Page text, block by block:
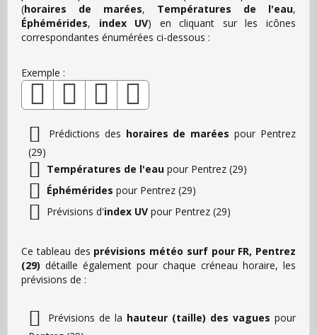
(horaires de marées, Températures de l'eau,
Éphémérides, index UV) en cliquant sur les icônes
correspondantes énumérées ci-dessous :
Exemple :
Prédictions des horaires de marées pour Pentrez
(29)
Températures de l'eau pour Pentrez (29)
Éphémérides pour Pentrez (29)
Prévisions d'index UV pour Pentrez (29)
Ce tableau des prévisions météo surf pour FR, Pentrez
(29) détaille également pour chaque créneau horaire, les
prévisions de :
Prévisions de la hauteur (taille) des vagues pour